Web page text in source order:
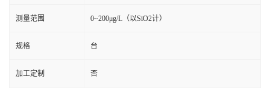
测量范围 0~200μg/L（以SiO2计）
规格 台
加工定制 否